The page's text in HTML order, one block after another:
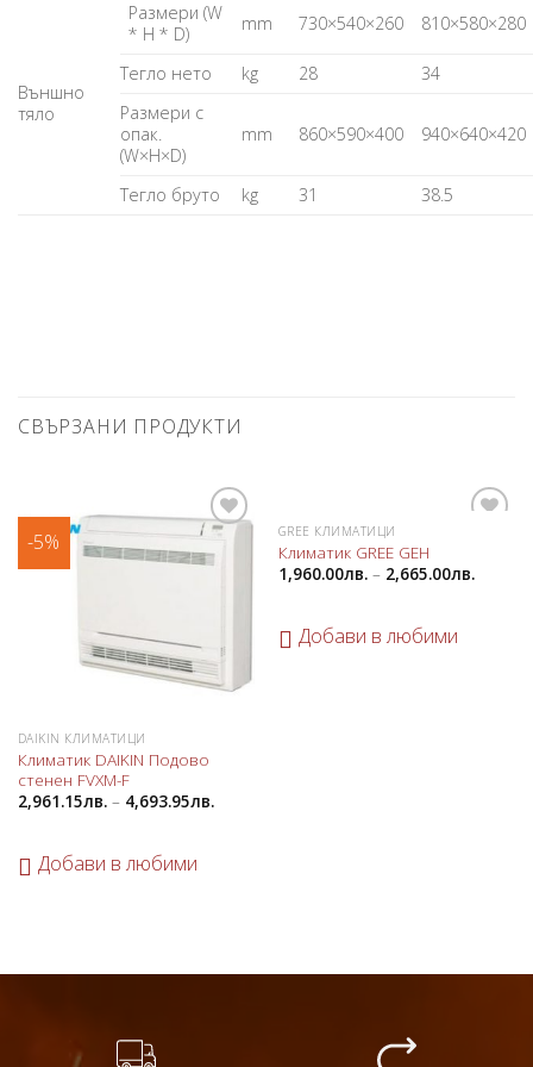
Външно
тяло
Размери (W
* H * D)
mm 730×540×260 810×580×280
Тегло нето kg 28
34
Размери с
опак.
(W×H×D)
mm 860×590×400 940×640×420
Тегло бруто kg 31 38.5
СВЪРЗАНИ ПРОДУКТИ
-5%
Добави
в
DAIKIN КЛИМАТИЦИ
Климатик DAIKIN Подово
стенен FVXМ-F
2,961.15лв.– 4,693.95лв.
Добави в любими
любими
GREE КЛИМАТИЦИ
Климатик GREE GEH
1,960.00лв.– 2,665.00лв.
Добави в любими